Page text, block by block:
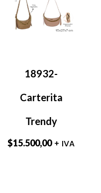
18932-
Carterita
Trendy
$15.500,00 + IVA